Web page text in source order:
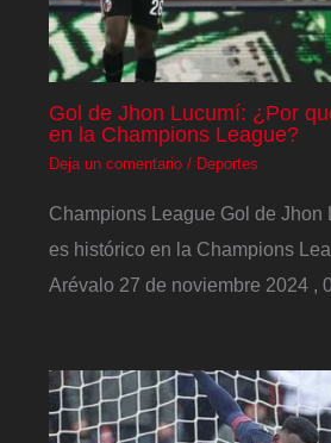
Gol de Jhon Lucumí: ¿Por
en la Champions League?
Deja un comentario / Deportes
Champions League Gol de Jhon
es histórico en la Champions
Arévalo 27 de noviembre 2024 ,